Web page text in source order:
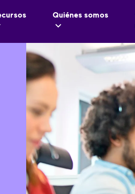
Quiénes somos